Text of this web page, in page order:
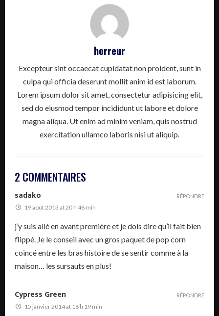
horreur
Excepteur sint occaecat cupidatat non proident, sunt in
culpa qui officia deserunt mollit anim id est laborum.
Lorem ipsum dolor sit amet, consectetur adipisicing elit,
sed do eiusmod tempor incididunt ut labore et dolore
magna aliqua. Ut enim ad minim veniam, quis nostrud
exercitation ullamco laboris nisi ut aliquip.
2 COMMENTAIRES
sadako
19 août 2013 at 20 h 48 min
j’y suis allé en avant première et je dois dire qu’il fait bien
flippé. Je le conseil avec un gros paquet de pop corn
coincé entre les bras histoire de se sentir comme à la
maison… les sursauts en plus!
RÉPONDRE
Cypress Green
15 janvier 2014 at 16 h 19 min
RÉPONDRE